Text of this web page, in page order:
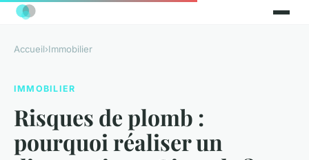
Accueil›Immobilier
IMMOBILIER
Risques de plomb :
pourquoi réaliser un